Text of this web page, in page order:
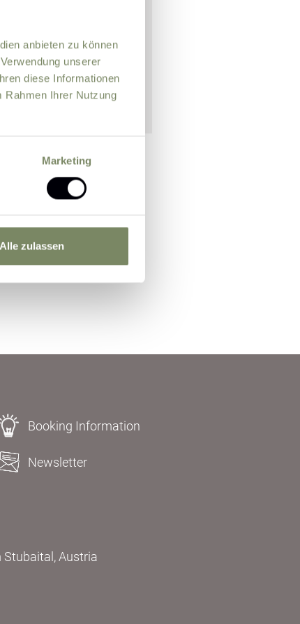
anbieten zu können
unserer
diese Informationen
Rahmen Ihrer Nutzung
Marketing
Alle zulassen
for the purpose of
Further information
Booking Information
Newsletter
Austria